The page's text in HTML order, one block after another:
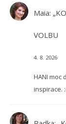
Maia:
VOLBU
4. 8. 2026
HANI moc
inspirace.